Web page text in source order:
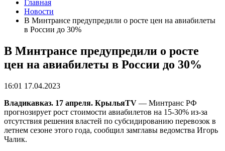
Главная
Новости
В Минтрансе предупредили о росте цен на авиабилеты
в России до 30%
В Минтрансе предупредили о росте
цен на авиабилеты в России до 30%
16:01 17.04.2023
Владикавказ. 17 апреля. КрыльяTV — Минтранс РФ
прогнозирует рост стоимости авиабилетов на 15-30% из-за
отсутствия решения властей по субсидированию перевозок в
летнем сезоне этого года, сообщил замглавы ведомства Игорь
Чалик.